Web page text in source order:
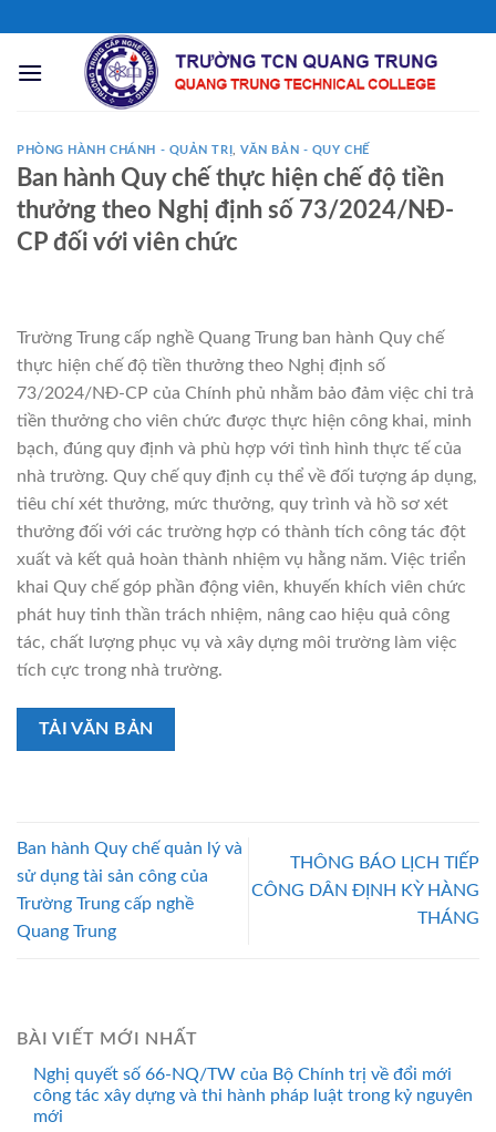
nội
PHÒNG HÀNH CHÁNH - QUẢN TRỊ ,VĂN BẢN - QUY CHẾ
Ban hành Quy chế thực hiện chế độ tiền
thưởng theo Nghị định số 73/2024/NĐ-
CP đối với viên chức
Trường Trung cấp nghề Quang Trung ban hành Quy chế
thực hiện chế độ tiền thưởng theo Nghị định số
73/2024/NĐ-CP của Chính phủ nhằm bảo đảm việc chi trả
tiền thưởng cho viên chức được thực hiện công khai, minh
bạch, đúng quy định và phù hợp với tình hình thực tế của
nhà trường. Quy chế quy định cụ thể về đối tượng áp dụng,
tiêu chí xét thưởng, mức thưởng, quy trình và hồ sơ xét
thưởng đối với các trường hợp có thành tích công tác đột
xuất và kết quả hoàn thành nhiệm vụ hằng năm. Việc triển
khai Quy chế góp phần động viên, khuyến khích viên chức
phát huy tinh thần trách nhiệm, nâng cao hiệu quả công
tác, chất lượng phục vụ và xây dựng môi trường làm việc
tích cực trong nhà trường.
TẢI VĂN BẢN
Ban hành Quy chế quản lý và
sử dụng tài sản công của
Trường Trung cấp nghề
Quang Trung
THÔNG BÁO LỊCH TIẾP
CÔNG DÂN ĐỊNH KỲ HÀNG
THÁNG
BÀI VIẾT MỚI NHẤT
Nghị quyết số 66-NQ/TW của Bộ Chính trị về đổi mới
công tác xây dựng và thi hành pháp luật trong kỷ nguyên
mới